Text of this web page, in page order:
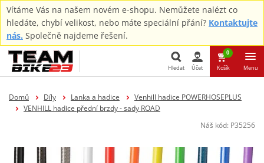
Vítáme Vás na našem novém e-shopu. Nemůžete nalézt co
hledáte, chybí velikost, nebo máte speciální přání? Kontaktujte
nás. Společně najdeme řešení.
Hledat
Hledat Účet
0
Košík Menu
Domů Díly Lanka a hadice
Venhill hadice POWERHOSEPLUS
VENHILL hadice přední brzdy - sady ROAD
Náš kód: P35256